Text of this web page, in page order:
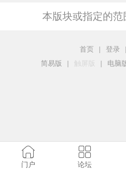
本版块或指定的范
首页 | 登录 |
简易版
| 触屏版 | 电脑
门户 论坛